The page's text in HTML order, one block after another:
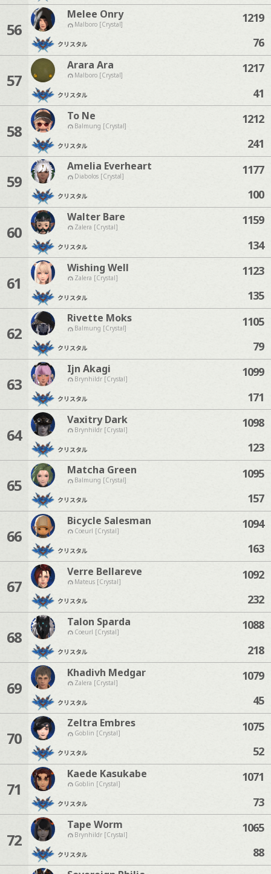
56
Melee Onry
Malboro [Crystal]
クリスタル
1219
76
57
Arara Ara
Malboro [Crystal]
クリスタル
1217
41
58
To Ne
Balmung [Crystal]
クリスタル
1212
241
59
Amelia Everheart
Diabolos [Crystal]
クリスタル
1177
100
60
Walter Bare
Zalera [Crystal]
クリスタル
1159
134
61
Wishing Well
Zalera [Crystal]
クリスタル
1123
135
62
Rivette Moks
Balmung [Crystal]
クリスタル
1105
79
63
Ijn Akagi
Brynhildr [Crystal]
クリスタル
1099
171
64
Vaxitry Dark
Brynhildr [Crystal]
クリスタル
1098
123
65
Matcha Green
Balmung [Crystal]
クリスタル
1095
157
66
Bicycle Salesman
Coeurl [Crystal]
クリスタル
1094
163
67
Verre Bellareve
Mateus [Crystal]
クリスタル
1092
232
68
Talon Sparda
Coeurl [Crystal]
クリスタル
1088
218
69
Khadivh Medgar
Zalera [Crystal]
クリスタル
1079
45
70
Zeltra Embres
Goblin [Crystal]
クリスタル
1075
52
71
Kaede Kasukabe
Goblin [Crystal]
クリスタル
1071
73
72
Tape Worm
Brynhildr [Crystal]
クリスタル
1065
88